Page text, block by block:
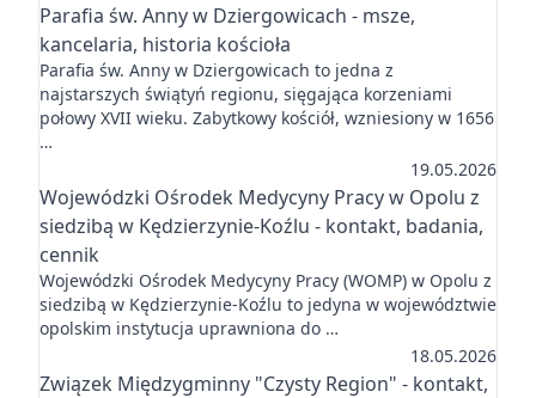
Parafia św. Anny w Dziergowicach - msze,
kancelaria, historia kościoła
Parafia św. Anny w Dziergowicach to jedna z
najstarszych świątyń regionu, sięgająca korzeniami
połowy XVII wieku. Zabytkowy kościół, wzniesiony w 1656
…
19.05.2026
Wojewódzki Ośrodek Medycyny Pracy w Opolu z
siedzibą w Kędzierzynie-Koźlu - kontakt, badania,
cennik
Wojewódzki Ośrodek Medycyny Pracy (WOMP) w Opolu z
siedzibą w Kędzierzynie-Koźlu to jedyna w województwie
opolskim instytucja uprawniona do …
18.05.2026
Związek Międzygminny "Czysty Region" - kontakt,